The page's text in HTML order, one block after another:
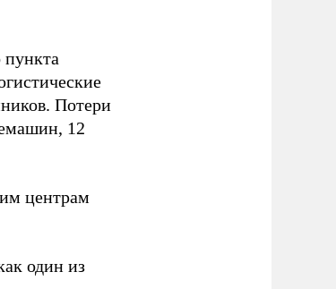
Потери
12
центрам
один из